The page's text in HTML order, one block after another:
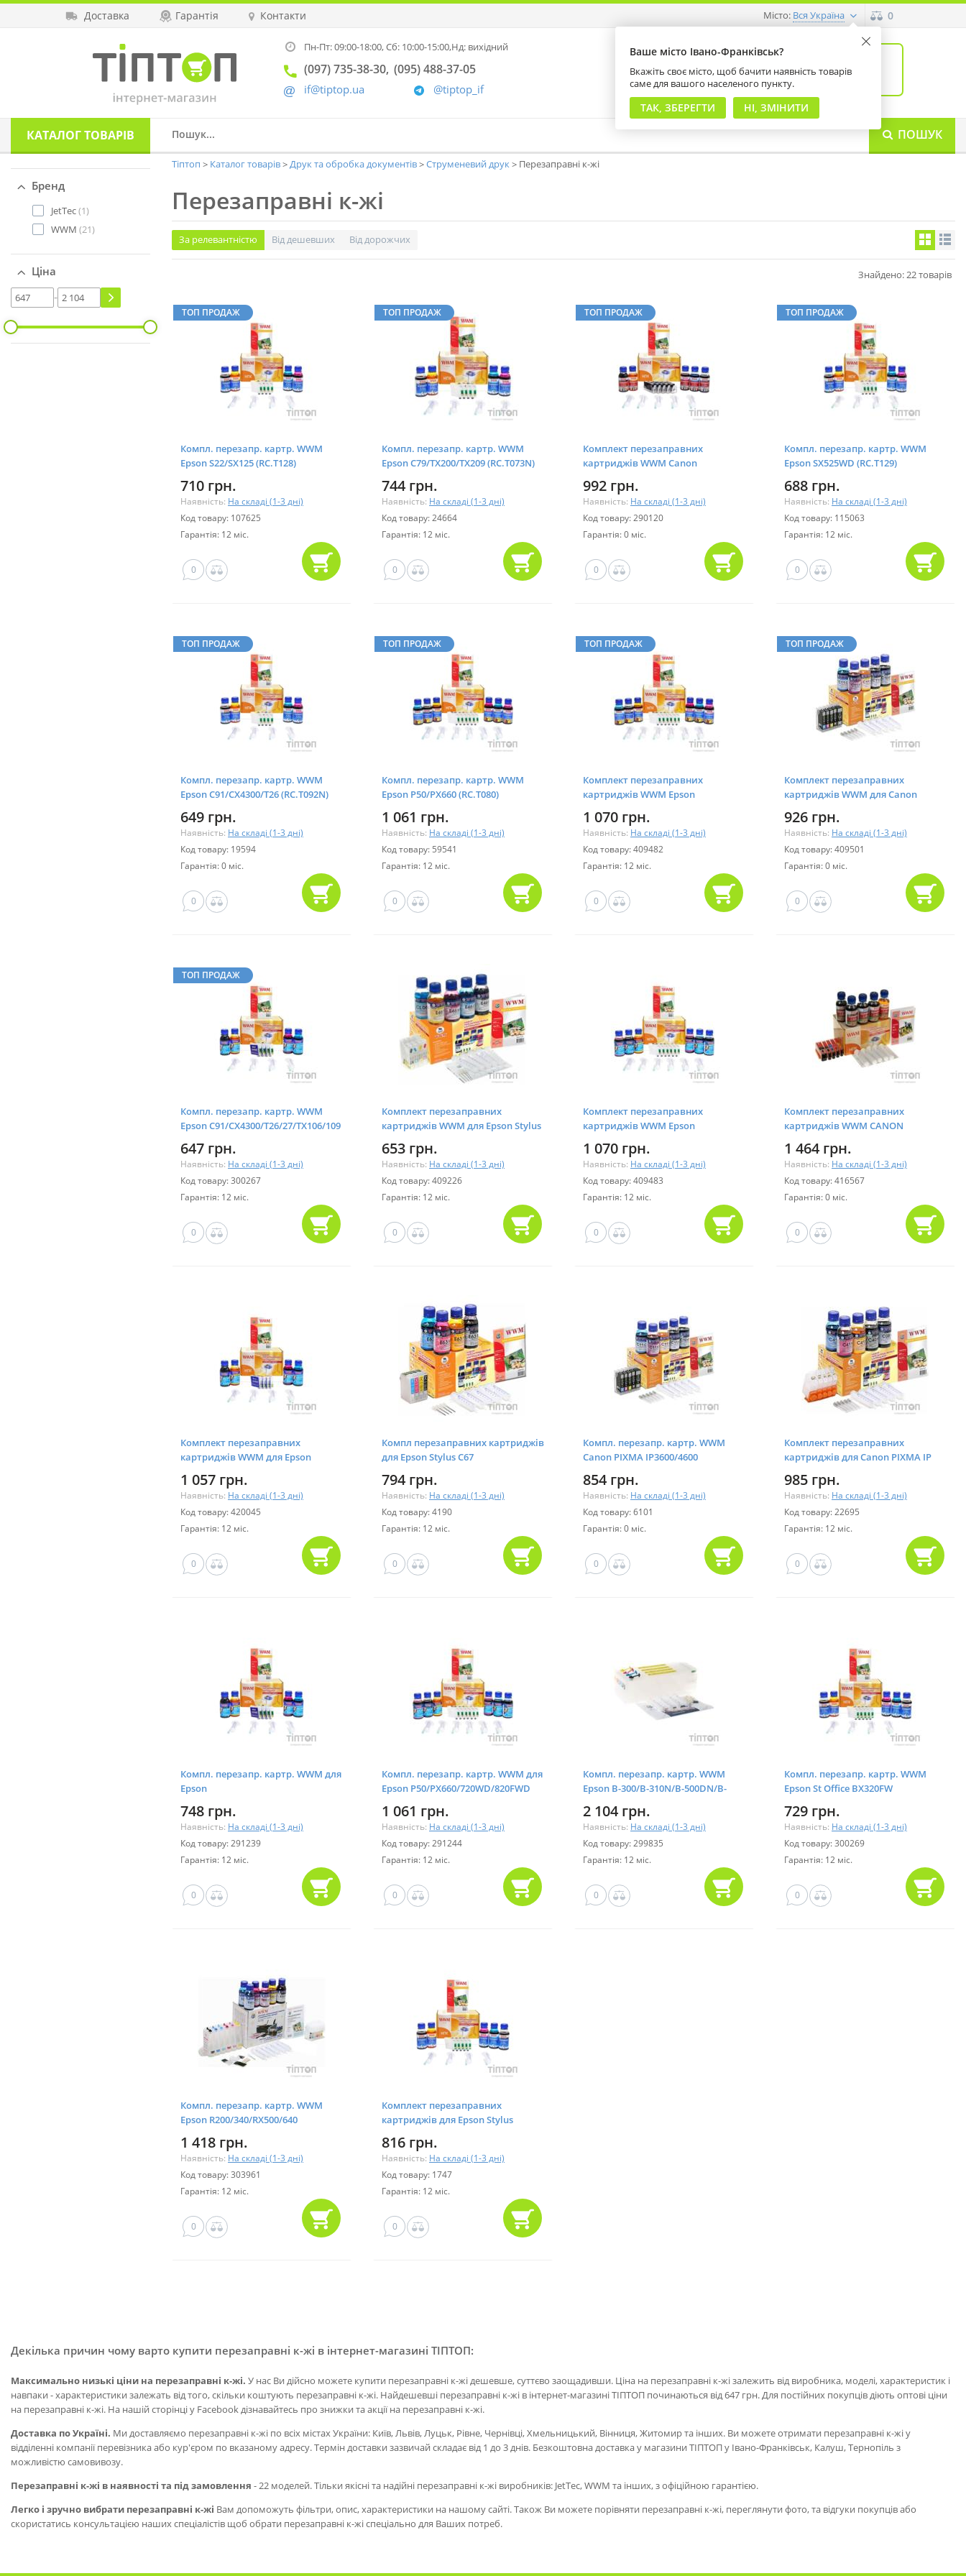
Доставка Гарантія Контакти
Ваше місто Івано-Франківськ?
Вкажіть своє місто, щоб бачити наявність товарів
саме для вашого населеного пункту.
ТАК, ЗБЕРЕГТИ НІ, ЗМІНИТИ
Місто: Вся Україна 0
Пн-Пт: 09:00-18:00,Сб: 10:00-15:00,Нд: вихідний
(097) 735-38-30 (095) 488-37-05
@tiptop_if
if@tiptop.ua
0
на суму 0 грн
КАТАЛОГТОВАРІВ ПОШУК
Бренд
JetTec(1)
WWM (21)
Ціна
-
Тіптоп Каталог товарів Друк та обробка документів Струменевий друк Перезаправні к-жі
Перезаправні к-жі
За релевантністю Від дешевших Від дорожчих
Знайдено: 22 товарів
ТОП ПРОДАЖ
Компл. перезапр. картр. WWM
Epson S22/SX125 (RC.T128)
710 грн.
Наявність: На складі (1-3 дні)
Код товару: 107625
Гарантія: 12 міс.
0
ТОП ПРОДАЖ
Компл. перезапр. картр. WWM
Epson C79/TX200/TX209 (RC.T073N)
744 грн.
Наявність: На складі (1-3 дні)
Код товару: 24664
Гарантія: 12 міс.
0
ТОП ПРОДАЖ
Комплект перезаправних
картриджів WWM Canon
992 грн.
Наявність: На складі (1-3 дні)
Код товару: 290120
Гарантія: 0 міс.
0
ТОП ПРОДАЖ
Компл. перезапр. картр. WWM
Epson SX525WD (RC.T129)
688 грн.
Наявність: На складі (1-3 дні)
Код товару: 115063
Гарантія: 12 міс.
0
ТОП ПРОДАЖ
Компл. перезапр. картр. WWM
Epson C91/CX4300/T26 (RC.T092N)
649 грн.
Наявність: На складі (1-3 дні)
Код товару: 19594
Гарантія: 0 міс.
0
ТОП ПРОДАЖ
Компл. перезапр. картр. WWM
Epson P50/PX660 (RC.T080)
1 061 грн.
Наявність: На складі (1-3 дні)
Код товару: 59541
Гарантія: 12 міс.
0
ТОП ПРОДАЖ
Комплект перезаправних
картриджів WWM Epson
(RC.T082T)
1 070 грн.
Наявність: На складі (1-3 дні)
Код товару: 409482
Гарантія: 12 міс.
0
ТОП ПРОДАЖ
Комплект перезаправних
картриджів WWM для Canon
IP3600/4600/4700/MP540/620/630
926 грн.
Наявність: На складі (1-3 дні)
Код товару: 409501
Гарантія: 0 міс.
0
ТОП ПРОДАЖ
Компл. перезапр. картр. WWM
Epson C91/CX4300/T26/27/TX106/109
647 грн.
Наявність: На складі (1-3 дні)
Код товару: 300267
Гарантія: 12 міс.
0
Комплект перезаправних
картриджів WWM для Epson Stylus
653 грн.
Наявність: На складі (1-3 дні)
Код товару: 409226
Гарантія: 12 міс.
0
Комплект перезаправних
картриджів WWM Epson
(RC.T082U)
1 070 грн.
Наявність: На складі (1-3 дні)
Код товару: 409483
Гарантія: 12 міс.
0
Комплект перезаправних
картриджів WWM CANON
(RC.CLI-451) з чіпами
1 464 грн.
Наявність: На складі (1-3 дні)
Код товару: 416567
Гарантія: 0 міс.
0
Комплект перезаправних
картриджів WWM для Epson
1 057 грн.
Наявність: На складі (1-3 дні)
Код товару: 420045
Гарантія: 12 міс.
0
Компл перезаправних картриджів
для Epson Stylus C67
794 грн.
Наявність: На складі (1-3 дні)
Код товару: 4190
Гарантія: 12 міс.
0
Компл. перезапр. картр. WWM
Canon PIXMA IP3600/4600
854 грн.
Наявність: На складі (1-3 дні)
Код товару: 6101
Гарантія: 0 міс.
0
Комплект перезаправних
картриджів для Canon PIXMA IP
985 грн.
Наявність: На складі (1-3 дні)
Код товару: 22695
Гарантія: 12 міс.
0
Компл. перезапр. картр. WWM для
Epson
748 грн.
Наявність: На складі (1-3 дні)
Код товару: 291239
Гарантія: 12 міс.
0
Компл. перезапр. картр. WWM для
Epson P50/PX660/720WD/820FWD
1 061 грн.
Наявність: На складі (1-3 дні)
Код товару: 291244
Гарантія: 12 міс.
0
Компл. перезапр. картр. WWM
Epson B-300/B-310N/B-500DN/B-
2 104 грн.
Наявність: На складі (1-3 дні)
Код товару: 299835
Гарантія: 12 міс.
0
Компл. перезапр. картр. WWM
Epson St Office BX320FW
729 грн.
Наявність: На складі (1-3 дні)
Код товару: 300269
Гарантія: 12 міс.
0
Компл. перезапр. картр. WWM
Epson R200/340/RX500/640
1 418 грн.
Наявність: На складі (1-3 дні)
Код товару: 303961
Гарантія: 12 міс.
0
Комплект перезаправних
картриджів для Epson Stylus
816 грн.
Наявність: На складі (1-3 дні)
Код товару: 1747
Гарантія: 12 міс.
0
Декілька причин чому варто купити перезаправні к-жі в інтернет-магазині ТІПТОП:
Максимально низькі ціни на перезаправні к-жі. У нас Ви дійсно можете купити перезаправні к-жі дешевше, суттєво заощадивши. Ціна на перезаправні к-жі залежить від виробника, моделі, характеристик і
навпаки - характеристики залежать від того, скільки коштують перезаправні к-жі. Найдешевші перезаправні к-жі в інтернет-магазині ТІПТОП починаються від 647 грн. Для постійних покупців діють оптові ціни
на перезаправні к-жі. На нашій сторінці у Facebook дізнавайтесь про знижки та акції на перезаправні к-жі.
Доставка по Україні. Ми доставляємо перезаправні к-жі по всіх містах України: Київ, Львів, Луцьк, Рівне, Чернівці, Хмельницький, Вінниця, Житомир та інших. Ви можете отримати перезаправні к-жі у
відділенні компанії перевізника або кур'єром по вказаному адресу. Термін доставки зазвичай складає від 1 до 3 днів. Безкоштовна доставка у магазини ТІПТОП у Івано-Франківськ, Калуш, Тернопіль з
можливістю самовивозу.
Перезаправні к-жі в наявності та під замовлення - 22 моделей. Тільки якісні та надійні перезаправні к-жі виробників: JetTec, WWM та інших, з офіційною гарантією.
Легко і зручно вибрати перезаправні к-жі Вам допоможуть фільтри, опис, характеристики на нашому сайті. Також Ви можете порівняти перезаправні к-жі, переглянути фото, та відгуки покупців або
скористатись консультацією наших спеціалістів щоб обрати перезаправні к-жі спеціально для Ваших потреб.